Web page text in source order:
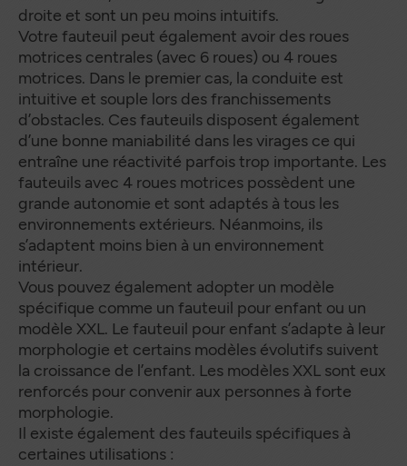
droite et sont un peu moins intuitifs.
Votre fauteuil peut également avoir des roues
motrices centrales (avec 6 roues) ou 4 roues
motrices. Dans le premier cas, la conduite est
intuitive et souple lors des franchissements
d’obstacles. Ces fauteuils disposent également
d’une bonne maniabilité dans les virages ce qui
entraîne une réactivité parfois trop importante. Les
fauteuils avec 4 roues motrices possèdent une
grande autonomie et sont adaptés à tous les
environnements extérieurs. Néanmoins, ils
s’adaptent moins bien à un environnement
intérieur.
Vous pouvez également adopter un modèle
spécifique comme un fauteuil pour enfant ou un
modèle XXL. Le fauteuil pour enfant s’adapte à leur
morphologie et certains modèles évolutifs suivent
la croissance de l’enfant. Les modèles XXL sont eux
renforcés pour convenir aux personnes à forte
morphologie.
Il existe également des fauteuils spécifiques à
certaines utilisations :